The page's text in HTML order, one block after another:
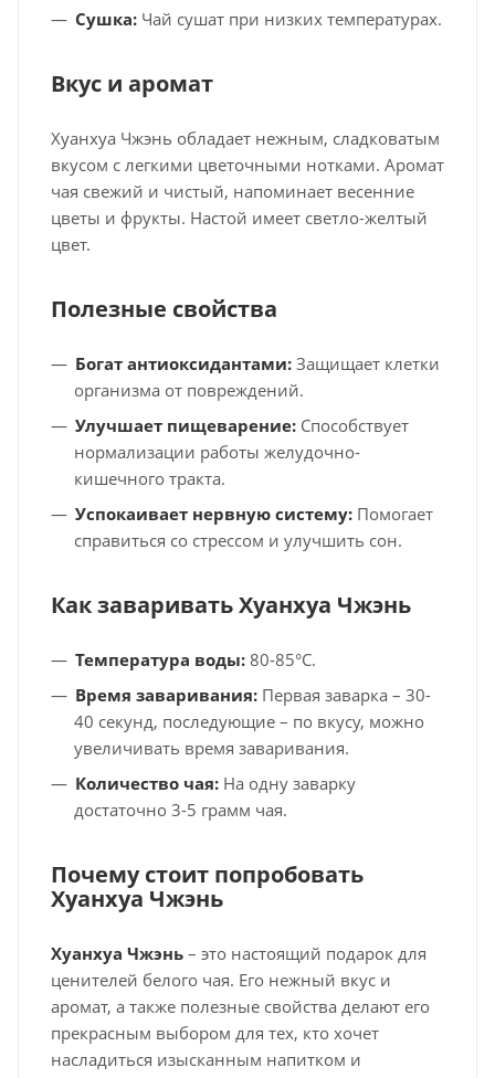
Сушка: Чай сушат при низких температурах.
Вкус и аромат
Хуанхуа Чжэнь обладает нежным, сладковатым
вкусом с легкими цветочными нотками. Аромат
чая свежий и чистый, напоминает весенние
цветы и фрукты. Настой имеет светло-желтый
цвет.
Полезные свойства
Богат антиоксидантами: Защищает клетки
организма от повреждений.
Улучшает пищеварение: Способствует
нормализации работы желудочно-
кишечного тракта.
Успокаивает нервную систему: Помогает
справиться со стрессом и улучшить сон.
Как заваривать Хуанхуа Чжэнь
Температура воды: 80-85°C.
Время заваривания: Первая заварка – 30-
40 секунд, последующие – по вкусу, можно
увеличивать время заваривания.
Количество чая: На одну заварку
достаточно 3-5 грамм чая.
Почему стоит попробовать
Хуанхуа Чжэнь
Хуанхуа Чжэнь – это настоящий подарок для
ценителей белого чая. Его нежный вкус и
аромат, а также полезные свойства делают его
прекрасным выбором для тех, кто хочет
насладиться изысканным напитком и